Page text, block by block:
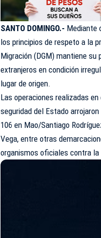
SANTO DOMINGO.- Mediante
los principios de respeto a la
Migración (DGM) mantiene su
extranjeros en condición
lugar de origen.
Las operaciones realizadas
seguridad del Estado
106 en Mao/Santiago
Vega, entre otras
organismos oficiales contra